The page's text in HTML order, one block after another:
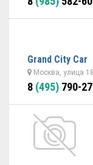
Grand City Car
Москва, улица
8 (495) 790-